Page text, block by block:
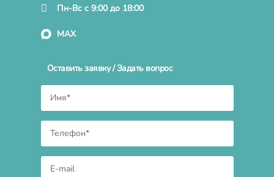
Пн-Вс с 9:00 до 18:00
MAX
Оставить заявку / Задать вопрос